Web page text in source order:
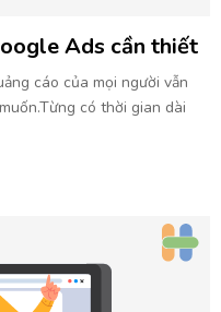
Ads cần thiết
cáo của mọi người vẫn
có thời gian dài